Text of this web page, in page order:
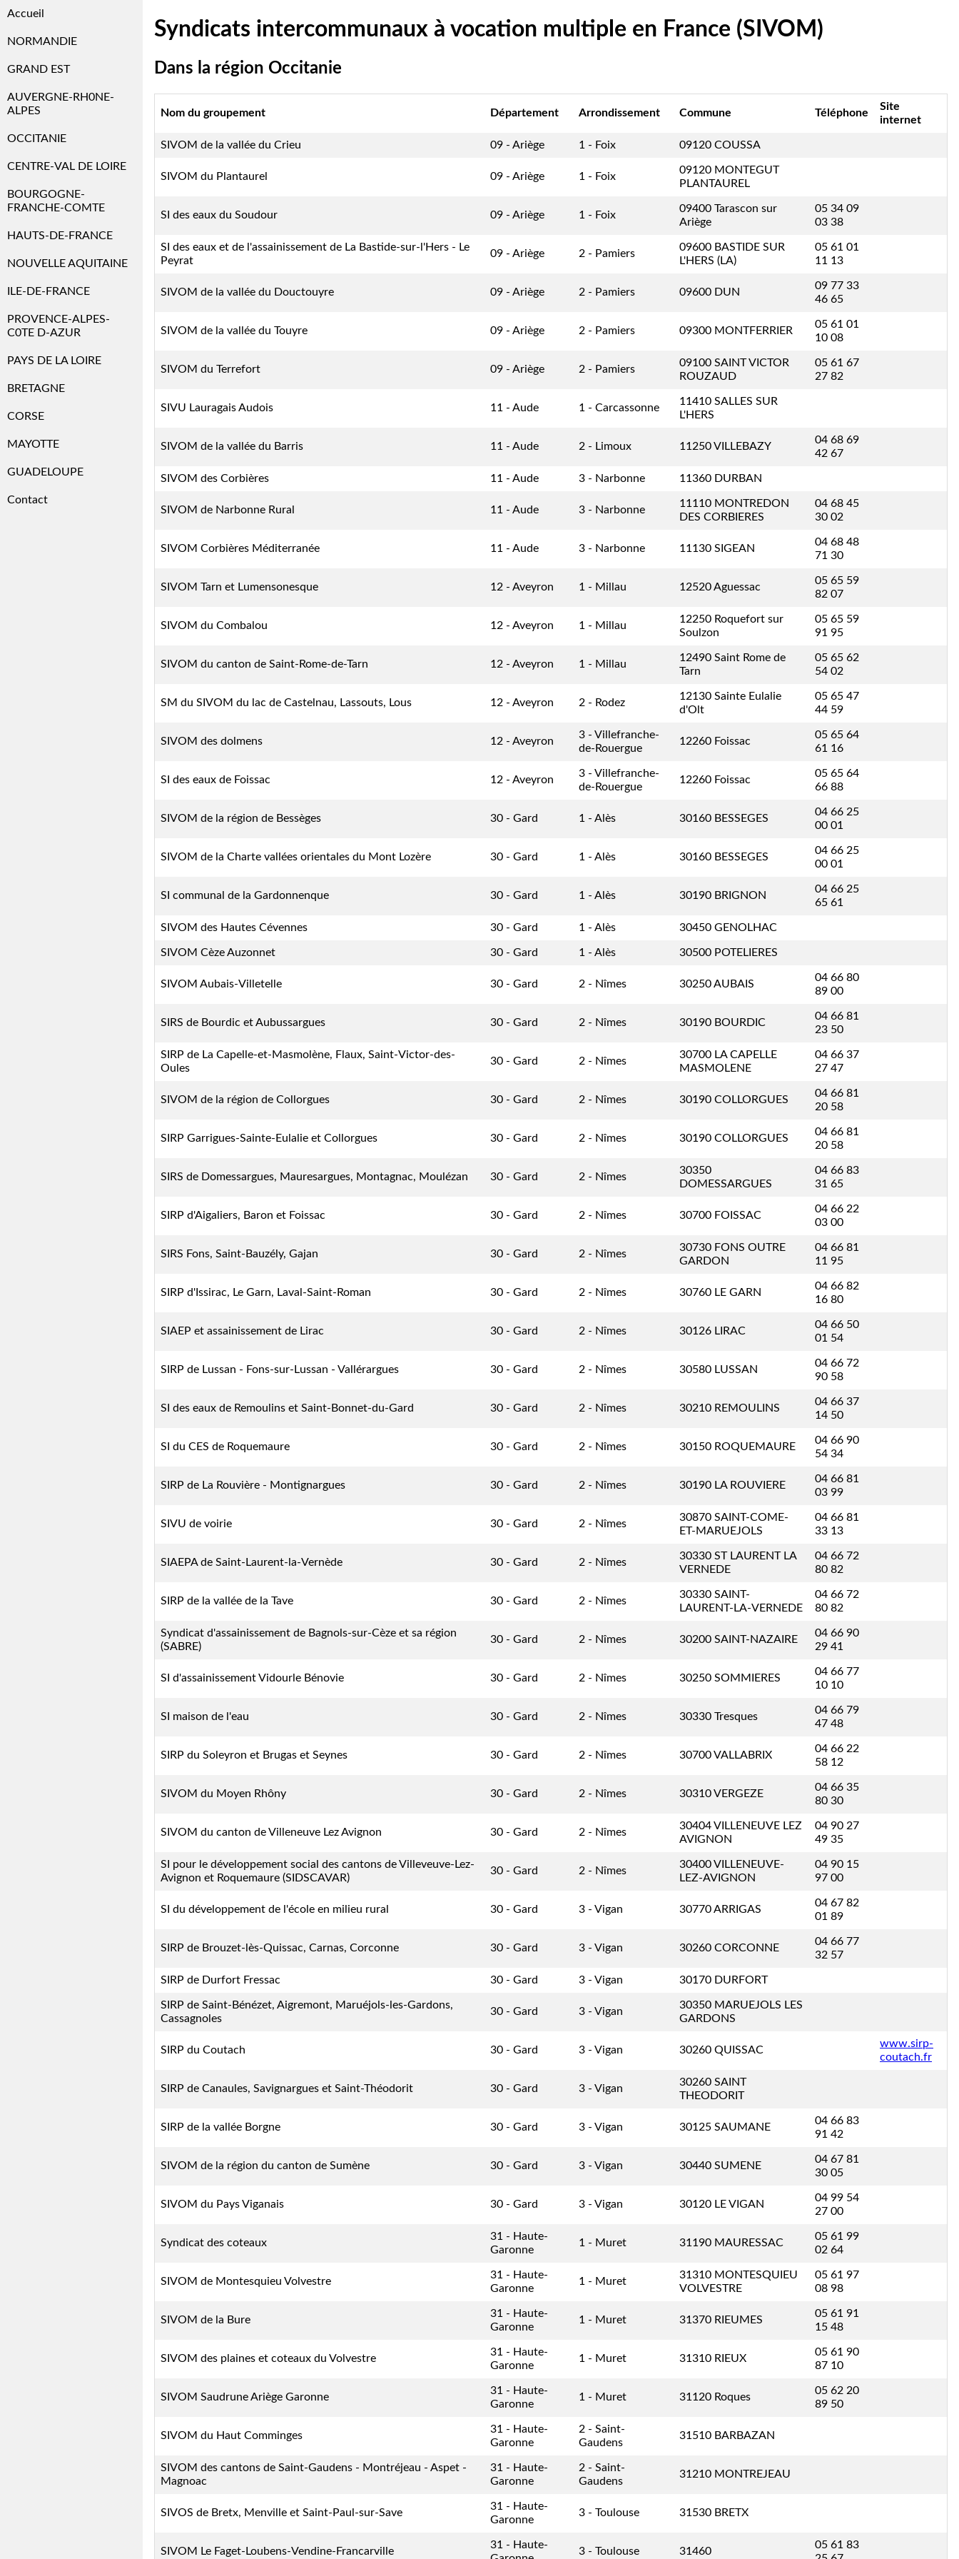
Accueil
NORMANDIE
GRAND EST
AUVERGNE-RH0NE-
ALPES
OCCITANIE
CENTRE-VAL DE LOIRE
BOURGOGNE-
FRANCHE-COMTE
HAUTS-DE-FRANCE
NOUVELLE AQUITAINE
ILE-DE-FRANCE
PROVENCE-ALPES-
C0TE D-AZUR
PAYS DE LA LOIRE
BRETAGNE
CORSE
MAYOTTE
GUADELOUPE
Contact
Syndicats intercommunaux à vocation multiple en France (SIVOM)
Dans la région Occitanie
Nom du groupement Département Arrondissement Commune Téléphone
Site
internet
SIVOM de la vallée du Crieu 09 - Ariège 1 - Foix 09120 COUSSA
SIVOM du Plantaurel 09 - Ariège 1 - Foix
09120 MONTEGUT
PLANTAUREL
SI des eaux du Soudour 09 - Ariège 1 - Foix
09400 Tarascon sur
Ariège
05 34 09
03 38
SI des eaux et de l'assainissement de La Bastide-sur-l'Hers - Le
Peyrat
09 - Ariège 2 - Pamiers
09600 BASTIDE SUR
L'HERS (LA)
05 61 01
11 13
SIVOM de la vallée du Douctouyre 09 - Ariège 2 - Pamiers 09600 DUN
09 77 33
46 65
SIVOM de la vallée du Touyre 09 - Ariège 2 - Pamiers 09300 MONTFERRIER
05 61 01
10 08
SIVOM du Terrefort 09 - Ariège 2 - Pamiers
09100 SAINT VICTOR
ROUZAUD
05 61 67
27 82
SIVU Lauragais Audois 11 - Aude 1 - Carcassonne
11410 SALLES SUR
L'HERS
SIVOM de la vallée du Barris 11 - Aude 2 - Limoux 11250 VILLEBAZY
04 68 69
42 67
SIVOM des Corbières 11 - Aude 3 - Narbonne 11360 DURBAN
SIVOM de Narbonne Rural 11 - Aude 3 - Narbonne
11110 MONTREDON
DES CORBIERES
04 68 45
30 02
SIVOM Corbières Méditerranée 11 - Aude 3 - Narbonne 11130 SIGEAN
04 68 48
71 30
SIVOM Tarn et Lumensonesque 12 - Aveyron 1 - Millau 12520 Aguessac
05 65 59
82 07
SIVOM du Combalou 12 - Aveyron 1 - Millau
12250 Roquefort sur
Soulzon
05 65 59
91 95
SIVOM du canton de Saint-Rome-de-Tarn 12 - Aveyron 1 - Millau
12490 Saint Rome de
Tarn
05 65 62
54 02
SM du SIVOM du lac de Castelnau, Lassouts, Lous 12 - Aveyron 2 - Rodez
12130 Sainte Eulalie
d'Olt
05 65 47
44 59
SIVOM des dolmens 12 - Aveyron
3 - Villefranche-
de-Rouergue
12260 Foissac
05 65 64
61 16
SI des eaux de Foissac 12 - Aveyron
3 - Villefranche-
de-Rouergue
12260 Foissac
05 65 64
66 88
SIVOM de la région de Bessèges 30 - Gard 1 - Alès 30160 BESSEGES
04 66 25
00 01
SIVOM de la Charte vallées orientales du Mont Lozère 30 - Gard 1 - Alès 30160 BESSEGES
04 66 25
00 01
SI communal de la Gardonnenque 30 - Gard 1 - Alès 30190 BRIGNON
04 66 25
65 61
SIVOM des Hautes Cévennes 30 - Gard 1 - Alès 30450 GENOLHAC
SIVOM Cèze Auzonnet 30 - Gard 1 - Alès 30500 POTELIERES
SIVOM Aubais-Villetelle 30 - Gard 2 - Nîmes 30250 AUBAIS
04 66 80
89 00
SIRS de Bourdic et Aubussargues 30 - Gard 2 - Nîmes 30190 BOURDIC
04 66 81
23 50
SIRP de La Capelle-et-Masmolène, Flaux, Saint-Victor-des-
Oules
30 - Gard 2 - Nîmes
30700 LA CAPELLE
MASMOLENE
04 66 37
27 47
SIVOM de la région de Collorgues 30 - Gard 2 - Nîmes 30190 COLLORGUES
04 66 81
20 58
SIRP Garrigues-Sainte-Eulalie et Collorgues 30 - Gard 2 - Nîmes 30190 COLLORGUES
04 66 81
20 58
SIRS de Domessargues, Mauresargues, Montagnac, Moulézan 30 - Gard 2 - Nîmes
30350
DOMESSARGUES
04 66 83
31 65
SIRP d'Aigaliers, Baron et Foissac 30 - Gard 2 - Nîmes 30700 FOISSAC
04 66 22
03 00
SIRS Fons, Saint-Bauzély, Gajan 30 - Gard 2 - Nîmes
30730 FONS OUTRE
GARDON
04 66 81
11 95
SIRP d'Issirac, Le Garn, Laval-Saint-Roman 30 - Gard 2 - Nîmes 30760 LE GARN
04 66 82
16 80
SIAEP et assainissement de Lirac 30 - Gard 2 - Nîmes 30126 LIRAC
04 66 50
01 54
SIRP de Lussan - Fons-sur-Lussan - Vallérargues 30 - Gard 2 - Nîmes 30580 LUSSAN
04 66 72
90 58
SI des eaux de Remoulins et Saint-Bonnet-du-Gard 30 - Gard 2 - Nîmes 30210 REMOULINS
04 66 37
14 50
SI du CES de Roquemaure 30 - Gard 2 - Nîmes 30150 ROQUEMAURE
04 66 90
54 34
SIRP de La Rouvière - Montignargues 30 - Gard 2 - Nîmes 30190 LA ROUVIERE
04 66 81
03 99
SIVU de voirie 30 - Gard 2 - Nîmes
30870 SAINT-COME-
ET-MARUEJOLS
04 66 81
33 13
SIAEPA de Saint-Laurent-la-Vernède 30 - Gard 2 - Nîmes
30330 ST LAURENT LA
VERNEDE
04 66 72
80 82
SIRP de la vallée de la Tave 30 - Gard 2 - Nîmes
30330 SAINT-
LAURENT-LA-VERNEDE
04 66 72
80 82
Syndicat d'assainissement de Bagnols-sur-Cèze et sa région
(SABRE)
30 - Gard 2 - Nîmes 30200 SAINT-NAZAIRE
04 66 90
29 41
SI d'assainissement Vidourle Bénovie 30 - Gard 2 - Nîmes 30250 SOMMIERES
04 66 77
10 10
SI maison de l'eau 30 - Gard 2 - Nîmes 30330 Tresques
04 66 79
47 48
SIRP du Soleyron et Brugas et Seynes 30 - Gard 2 - Nîmes 30700 VALLABRIX
04 66 22
58 12
SIVOM du Moyen Rhôny 30 - Gard 2 - Nîmes 30310 VERGEZE
04 66 35
80 30
SIVOM du canton de Villeneuve Lez Avignon 30 - Gard 2 - Nîmes
30404 VILLENEUVE LEZ
AVIGNON
04 90 27
49 35
SI pour le développement social des cantons de Villeveuve-Lez-
Avignon et Roquemaure (SIDSCAVAR)
30 - Gard 2 - Nîmes
30400 VILLENEUVE-
LEZ-AVIGNON
04 90 15
97 00
SI du développement de l'école en milieu rural 30 - Gard 3 - Vigan 30770 ARRIGAS
04 67 82
01 89
SIRP de Brouzet-lès-Quissac, Carnas, Corconne 30 - Gard 3 - Vigan 30260 CORCONNE
04 66 77
32 57
SIRP de Durfort Fressac 30 - Gard 3 - Vigan 30170 DURFORT
SIRP de Saint-Bénézet, Aigremont, Maruéjols-les-Gardons,
Cassagnoles
30 - Gard 3 - Vigan
30350 MARUEJOLS LES
GARDONS
SIRP du Coutach 30 - Gard 3 - Vigan 30260 QUISSAC
www.sirp-
coutach.fr
SIRP de Canaules, Savignargues et Saint-Théodorit 30 - Gard 3 - Vigan
30260 SAINT
THEODORIT
SIRP de la vallée Borgne 30 - Gard 3 - Vigan 30125 SAUMANE
04 66 83
91 42
SIVOM de la région du canton de Sumène 30 - Gard 3 - Vigan 30440 SUMENE
04 67 81
30 05
SIVOM du Pays Viganais 30 - Gard 3 - Vigan 30120 LE VIGAN
04 99 54
27 00
Syndicat des coteaux
31 - Haute-
Garonne
1 - Muret 31190 MAURESSAC
05 61 99
02 64
SIVOM de Montesquieu Volvestre
31 - Haute-
Garonne
1 - Muret
31310 MONTESQUIEU
VOLVESTRE
05 61 97
08 98
SIVOM de la Bure
31 - Haute-
Garonne
1 - Muret 31370 RIEUMES
05 61 91
15 48
SIVOM des plaines et coteaux du Volvestre
31 - Haute-
Garonne
1 - Muret 31310 RIEUX
05 61 90
87 10
SIVOM Saudrune Ariège Garonne
31 - Haute-
Garonne
1 - Muret 31120 Roques
05 62 20
89 50
SIVOM du Haut Comminges
31 - Haute-
Garonne
2 - Saint-
Gaudens
31510 BARBAZAN
SIVOM des cantons de Saint-Gaudens - Montréjeau - Aspet -
Magnoac
31 - Haute-
Garonne
2 - Saint-
Gaudens
31210 MONTREJEAU
SIVOS de Bretx, Menville et Saint-Paul-sur-Save
31 - Haute-
Garonne
3 - Toulouse 31530 BRETX
SIVOM Le Faget-Loubens-Vendine-Francarville
31 - Haute-
3 - Toulouse 31460
05 61 83